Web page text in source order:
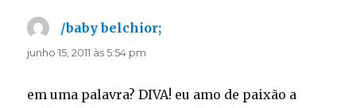
/baby belchior;
junho 15, 2011 às 5:54 pm
em uma palavra? DIVA! eu amo de paixão a